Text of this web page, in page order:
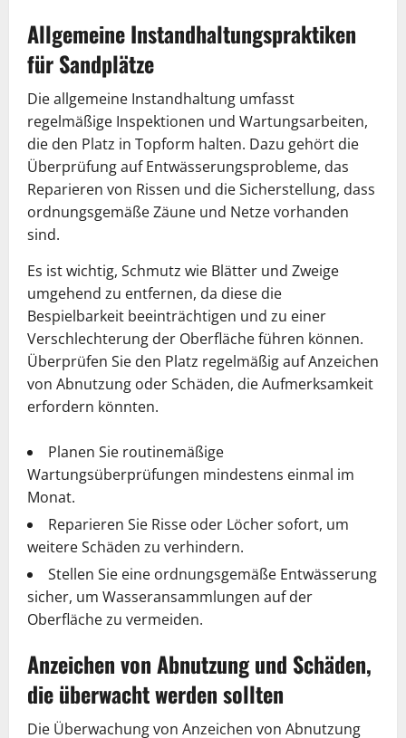
Allgemeine Instandhaltungspraktiken
für Sandplätze
Die allgemeine Instandhaltung umfasst
regelmäßige Inspektionen und Wartungsarbeiten,
die den Platz in Topform halten. Dazu gehört die
Überprüfung auf Entwässerungsprobleme, das
Reparieren von Rissen und die Sicherstellung, dass
ordnungsgemäße Zäune und Netze vorhanden
sind.
Es ist wichtig, Schmutz wie Blätter und Zweige
umgehend zu entfernen, da diese die
Bespielbarkeit beeinträchtigen und zu einer
Verschlechterung der Oberfläche führen können.
Überprüfen Sie den Platz regelmäßig auf Anzeichen
von Abnutzung oder Schäden, die Aufmerksamkeit
erfordern könnten.
Planen Sie routinemäßige
Wartungsüberprüfungen mindestens einmal im
Monat.
Reparieren Sie Risse oder Löcher sofort, um
weitere Schäden zu verhindern.
Stellen Sie eine ordnungsgemäße Entwässerung
sicher, um Wasseransammlungen auf der
Oberfläche zu vermeiden.
Anzeichen von Abnutzung und Schäden,
die überwacht werden sollten
Die Überwachung von Anzeichen von Abnutzung